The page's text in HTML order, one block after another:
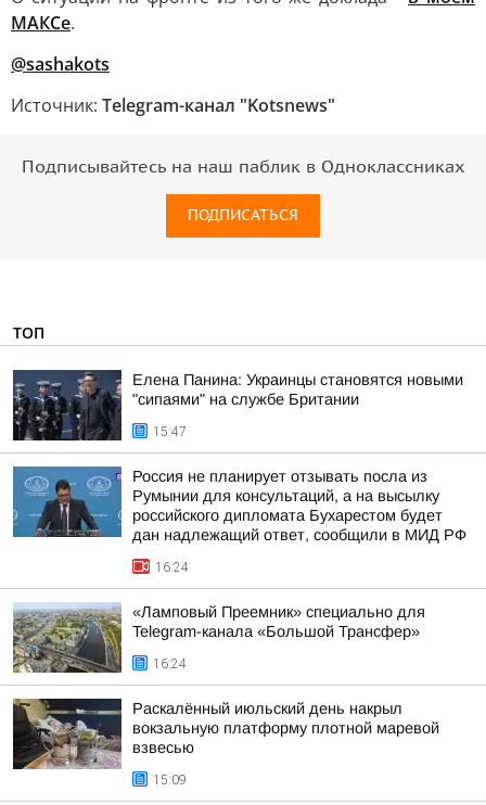
МАКСе.
@sashakots
Источник: Telegram-канал "Kotsnews"
Подписывайтесь на наш паблик в Одноклассниках
ПОДПИСАТЬСЯ
ТОП
Елена Панина: Украинцы становятся новыми
"сипаями" на службе Британии
15:47
Россия не планирует отзывать посла из
Румынии для консультаций, а на высылку
российского дипломата Бухарестом будет
дан надлежащий ответ, сообщили в МИД РФ
16:24
«Ламповый Преемник» специально для
Telegram-канала «Большой Трансфер»
16:24
Раскалённый июльский день накрыл
вокзальную платформу плотной маревой
взвесью
15:09